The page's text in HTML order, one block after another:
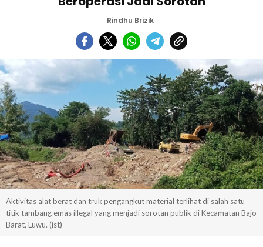
Rindhu Brizik
Aktivitas alat berat dan truk pengangkut material terlihat di salah satu
titik tambang emas illegal yang menjadi sorotan publik di Kecamatan Bajo
Barat, Luwu. (ist)